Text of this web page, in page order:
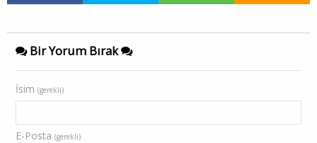
Bir Yorum Bırak
İsim (gerekli)
E-Posta (gerekli)